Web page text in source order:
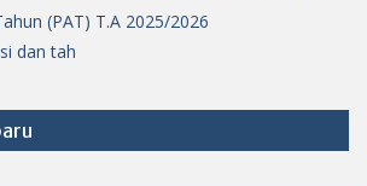
(PAT) T.A 2025/2026
dan tah